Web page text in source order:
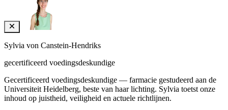
Sylvia von Canstein-Hendriks
gecertificeerd voedingsdeskundige
Gecertificeerd voedingsdeskundige — farmacie gestudeerd aan de
Universiteit Heidelberg, beste van haar lichting. Sylvia toetst onze
inhoud op juistheid, veiligheid en actuele richtlijnen.